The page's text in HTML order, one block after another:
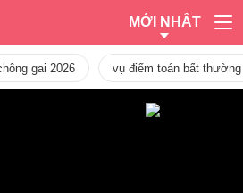
MỚI NHẤT
gai 2026 vụ điểm toán bất